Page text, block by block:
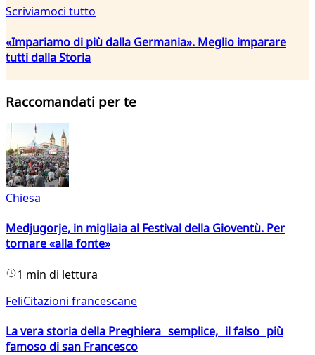
Scriviamoci tutto
«Impariamo di più dalla Germania». Meglio imparare
tutti dalla Storia
Raccomandati per te
Chiesa
Medjugorje, in migliaia al Festival della Gioventù. Per
tornare «alla fonte»
1 min di lettura
FeliCitazioni francescane
La vera storia della Preghiera semplice, il falso più
famoso di san Francesco